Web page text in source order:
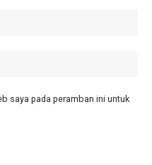
saya pada peramban ini untuk